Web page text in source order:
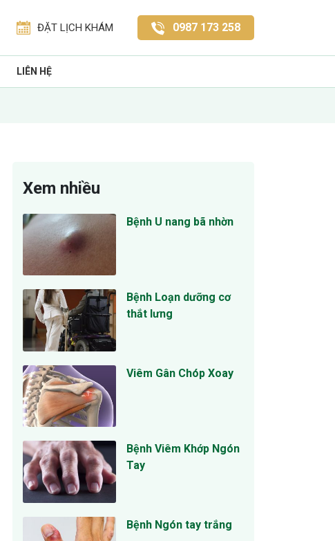
ĐẶT LỊCH KHÁM 0987 173 258
LIÊN HỆ
Xem nhiều
Bệnh U nang bã nhờn
Bệnh Loạn dưỡng cơ
thắt lưng
Viêm Gân Chóp Xoay
Bệnh Viêm Khớp Ngón
Tay
Bệnh Ngón tay trắng